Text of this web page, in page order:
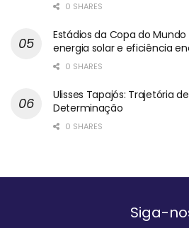
0 SHARES
Estádios da Copa do
energia solar e eficiência
0 SHARES
Ulisses Tapajós: Trajetória
Determinação
0 SHARES
Siga-